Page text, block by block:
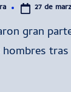
27 de
gran